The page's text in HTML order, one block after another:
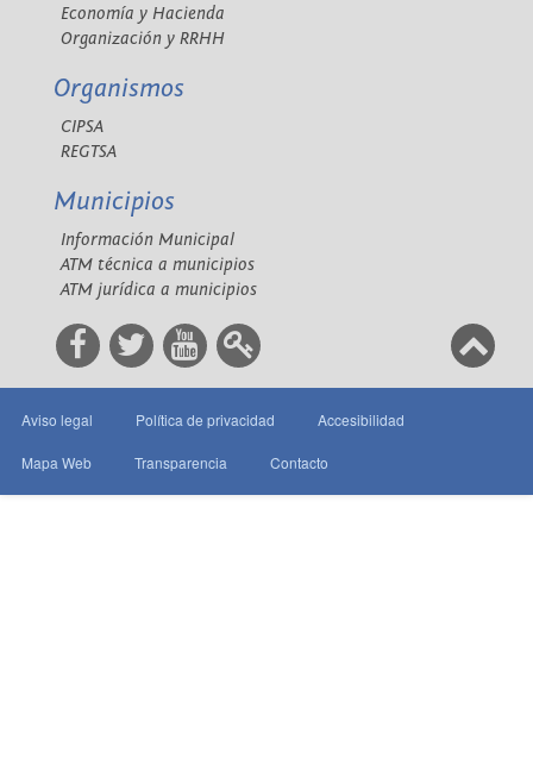
Economía y Hacienda
Organización y RRHH
Organismos
CIPSA
REGTSA
Municipios
Información Municipal
ATM técnica a municipios
ATM jurídica a municipios
Aviso legal Política de privacidad Accesibilidad
Mapa Web Transparencia Contacto